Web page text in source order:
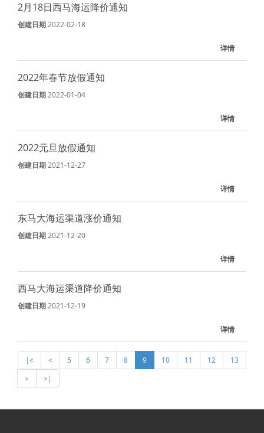
2月18日西马海运降价通知
创建日期2022-02-18
详情
2022年春节放假通知
创建日期2022-01-04
详情
2022元旦放假通知
创建日期2021-12-27
详情
东马大海运渠道涨价通知
创建日期2021-12-20
详情
西马大海运渠道降价通知
创建日期2021-12-19
详情
|< < 5 6 7 8 9 10 11 12
13
>
>|